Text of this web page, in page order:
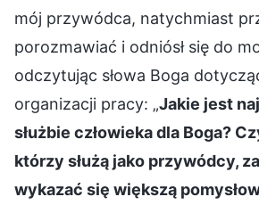
mój przywódca, natychmiast
porozmawiać i odniósł się do
odczytując słowa Boga
organizacji pracy: „Jakie jest
służbie człowieka dla Boga?
którzy służą jako przywódcy,
wykazać się większą